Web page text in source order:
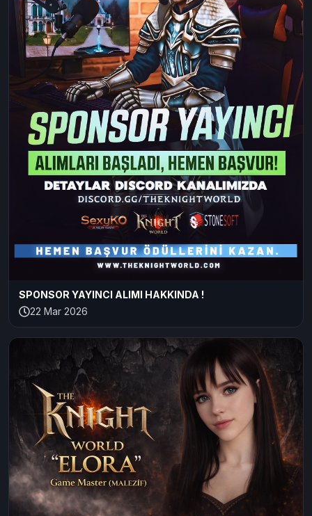
SPONSOR YAYINCI ALIMI HAKKINDA !
22 Mar 2026